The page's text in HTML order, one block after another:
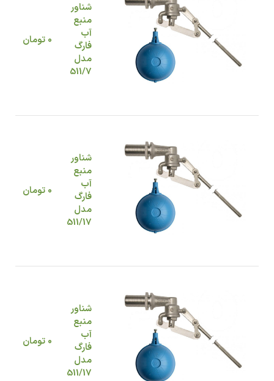
شناور
منبع
آب
فارگ
مدل
511/7
0 تومان
شناور
منبع
آب
فارگ
مدل
511/17
0 تومان
شناور
منبع
آب
فارگ
مدل
511/17
0 تومان